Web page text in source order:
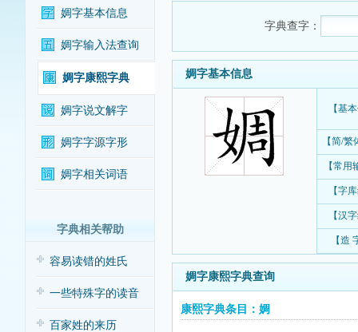
婤字基本信息
婤字输入法查询
婤字康熙字典
婤字说文解字
婤字字源字形
婤字相关词语
字典相关帮助
容易读错的姓氏
一些特殊字的读音
百家姓的来历
字典查字：
婤字基本信息
【基
【简/
【常用
【字
【汉
【造
婤字康熙字典查询
康熙字典条目：婤